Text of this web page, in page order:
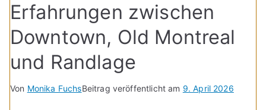
Erfahrungen zwischen
Downtown, Old Montreal
und Randlage
Von Monika FuchsBeitrag veröffentlicht am 9. April 2026